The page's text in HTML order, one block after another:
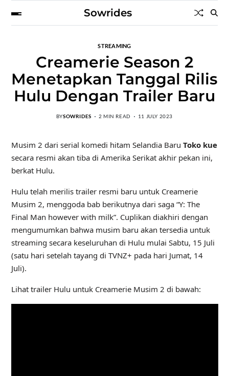
Sowrides
STREAMING
Creamerie Season 2
Menetapkan Tanggal Rilis
Hulu Dengan Trailer Baru
BYSOWRIDES 2 MIN READ 11 JULY 2023
Musim 2 dari serial komedi hitam Selandia Baru Toko kue
secara resmi akan tiba di Amerika Serikat akhir pekan ini,
berkat Hulu.
Hulu telah merilis trailer resmi baru untuk Creamerie
Musim 2, menggoda bab berikutnya dari saga “Y: The
Final Man however with milk”. Cuplikan diakhiri dengan
mengumumkan bahwa musim baru akan tersedia untuk
streaming secara keseluruhan di Hulu mulai Sabtu, 15 Juli
(satu hari setelah tayang di TVNZ+ pada hari Jumat, 14
Juli).
Lihat trailer Hulu untuk Creamerie Musim 2 di bawah: